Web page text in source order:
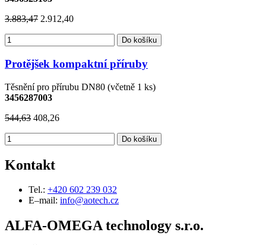
3.883,47 2.912,40
Do košíku
Protějšek kompaktní příruby
Těsnění pro přírubu DN80 (včetně 1 ks)
3456287003
544,63 408,26
Do košíku
Kontakt
Tel.: +420 602 239 032
E–mail: info@aotech.cz
ALFA-OMEGA technology s.r.o.